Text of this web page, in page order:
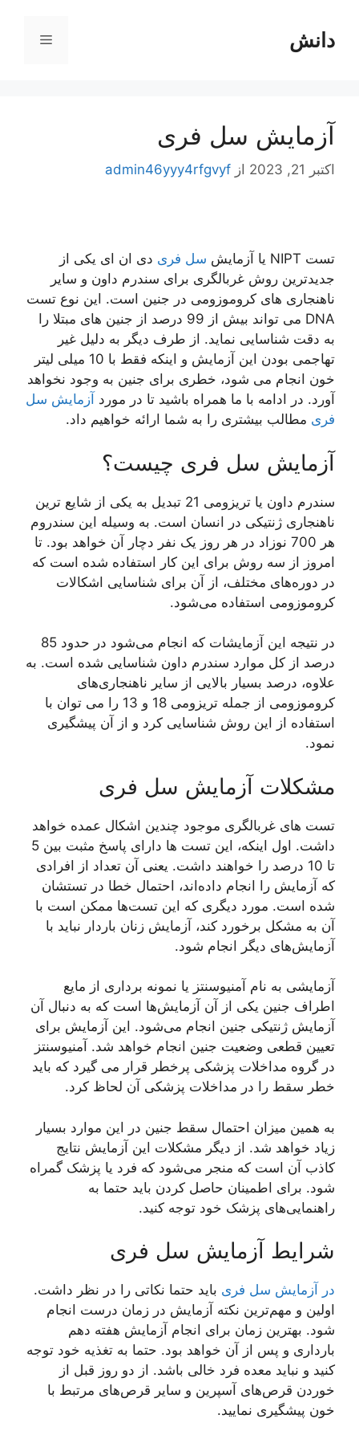
محتوادانش فهرست
آزمایش سل فری
اکتبر 21, 2023 از admin46yyy4rfgvyf
تست NIPT یا آزمایش سل فری دی ان ای یکی از
جدیدترین روش غربالگری برای سندرم داون و سایر
ناهنجاری های کروموزومی در جنین است. این نوع تست
DNA می تواند بیش از 99 درصد از جنین های مبتلا را
به دقت شناسایی نماید. از طرف دیگر به دلیل غیر
تهاجمی بودن این آزمایش و اینکه فقط با 10 میلی لیتر
خون انجام می شود، خطری برای جنین به وجود نخواهد
آورد. در ادامه با ما همراه باشید تا در مورد آزمایش سل
فری مطالب بیشتری را به شما ارائه خواهیم داد.
آزمایش سل فری چیست؟
سندرم داون یا تریزومی 21 تبدیل به یکی از شایع ترین
ناهنجاری ژنتیکی در انسان است. به وسیله این سندروم
هر 700 نوزاد در هر روز یک نفر دچار آن خواهد بود. تا
امروز از سه روش برای این کار استفاده شده است که
در دوره‌های مختلف، از آن برای شناسایی اشکالات
کروموزومی استفاده می‌شود.
در نتیجه این آزمایشات که انجام می‌شود در حدود 85
درصد از کل موارد سندرم داون شناسایی شده است. به
علاوه، درصد بسیار بالایی از سایر ناهنجاری‌های
کروموزومی از جمله تریزومی 18 و 13 را می توان با
استفاده از این روش شناسایی کرد و از آن پیشگیری
نمود.
مشکلات آزمایش سل فری
تست های غربالگری موجود چندین اشکال عمده خواهد
داشت. اول اینکه، این تست ها دارای پاسخ مثبت بین 5
تا 10 درصد را خواهند داشت. یعنی آن تعداد از افرادی
که آزمایش را انجام داده‌اند، احتمال خطا در تستشان
شده است. مورد دیگری که این تست‌ها ممکن است با
آن به مشکل برخورد کند، آزمایش زنان باردار نباید با
آزمایش‌های دیگر انجام شود.
آزمایشی به نام آمنیوسنتز یا نمونه برداری از مایع
اطراف جنین یکی از آن آزمایش‌ها است که به دنبال آن
آزمایش ژنتیکی جنین انجام می‌شود. این آزمایش برای
تعیین قطعی وضعیت جنین انجام خواهد شد. آمنیوسنتز
در گروه مداخلات پزشکی پرخطر قرار می گیرد که باید
خطر سقط را در مداخلات پزشکی آن لحاظ کرد.
به همین میزان احتمال سقط جنین در این موارد بسیار
زیاد خواهد شد. از دیگر مشکلات این آزمایش نتایج
کاذب آن است که منجر می‌شود که فرد یا پزشک گمراه
شود. برای اطمینان حاصل کردن باید حتما به
راهنمایی‌های پزشک خود توجه کنید.
شرایط آزمایش سل فری
در آزمایش سل فری باید حتما نکاتی را در نظر داشت.
اولین و مهم‌ترین نکته آزمایش در زمان درست انجام
شود. بهترین زمان برای انجام آزمایش هفته دهم
بارداری و پس از آن خواهد بود. حتما به تغذیه خود توجه
کنید و نباید معده فرد خالی باشد. از دو روز قبل از
خوردن قرص‌های آسپرین و سایر قرص‌های مرتبط با
خون پیشگیری نمایید.